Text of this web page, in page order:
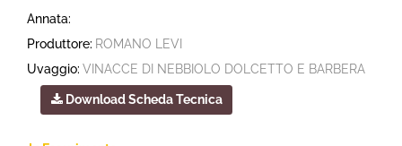
Annata:
Produttore: ROMANO LEVI
Uvaggio: VINACCE DI NEBBIOLO DOLCETTO E BARBERA
Download Scheda Tecnica